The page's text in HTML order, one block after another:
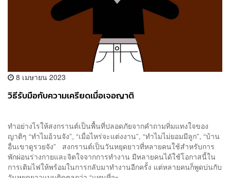
8 เมษายน 2023
วิธีรับมือกับความเครียดเมื่อเจอญาติ
ทำอย่างไรให้สงกรานต์เป็นพื้นที่ปลอดภัยจากคำถามทิ่มแทงใจของ
ญาติๆ “ทำไมอ้วนจัง”, “เมื่อไหร่จะแต่งงาน”, “ทำไมไม่ยอมมีลูก”, “บ้าน
อื่นเขาดูรวยจัง” สงกรานต์เป็นวันหยุดยาวที่หลายคนใช้สำหรับการ
พักผ่อนร่างกายและจิตใจจากการทำงาน มีหลายคนได้ใช้โอกาสนี้ใน
การเติมไฟให้พร้อมในการกลับมาทำงานอีกครั้ง แต่หลายคนก็พูดบ่นกับ